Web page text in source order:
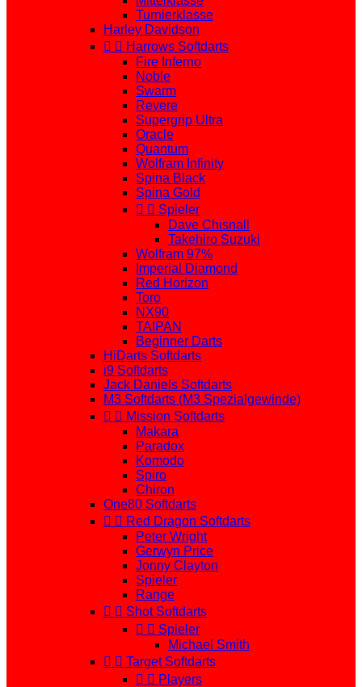
Turnierklasse
Harley Davidson
  Harrows Softdarts
Fire Inferno
Noble
Swarm
Revere
Supergrip Ultra
Oracle
Quantum
Wolfram Infinity
Spina Black
Spina Gold
  Spieler
Dave Chisnall
Takehiro Suzuki
Wolfram 97%
Imperial Diamond
Red Horizon
Toro
NX90
TAIPAN
Beginner Darts
HiDarts Softdarts
i9 Softdarts
Jack Daniels Softdarts
M3 Softdarts (M3 Spezialgewinde)
  Mission Softdarts
Makara
Paradox
Komodo
Spiro
Chiron
One80 Softdarts
  Red Dragon Softdarts
Peter Wright
Gerwyn Price
Jonny Clayton
Spieler
Range
  Shot Softdarts
  Spieler
Michael Smith
  Target Softdarts
  Players